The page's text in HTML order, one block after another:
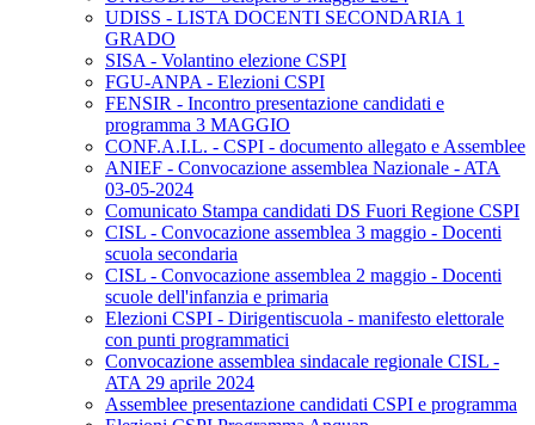
UDISS - LISTA DOCENTI SECONDARIA 1
GRADO
SISA - Volantino elezione CSPI
FGU-ANPA - Elezioni CSPI
FENSIR - Incontro presentazione candidati e
programma 3 MAGGIO
CONF.A.I.L. - CSPI - documento allegato e Assemblee
ANIEF - Convocazione assemblea Nazionale - ATA
03-05-2024
Comunicato Stampa candidati DS Fuori Regione CSPI
CISL - Convocazione assemblea 3 maggio - Docenti
scuola secondaria
CISL - Convocazione assemblea 2 maggio - Docenti
scuole dell'infanzia e primaria
Elezioni CSPI - Dirigentiscuola - manifesto elettorale
con punti programmatici
Convocazione assemblea sindacale regionale CISL -
ATA 29 aprile 2024
Assemblee presentazione candidati CSPI e programma